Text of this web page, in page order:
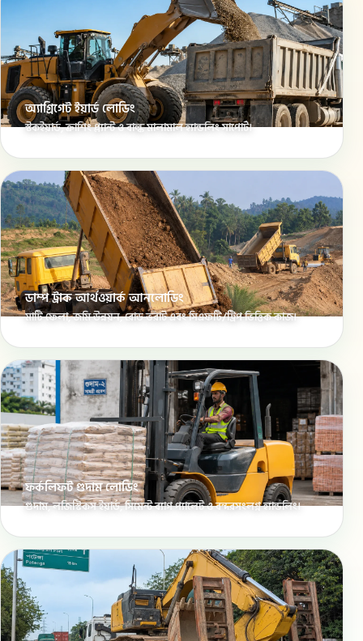
অ্যাগ্রিগেট ইয়ার্ড লোডিং
স্টকইয়ার্ড, ক্রাশিং প্ল্যান্ট ও বাল্ক মালামাল হ্যান্ডলিং সাপোর্ট।
ডাম্প ট্রাক আর্থওয়ার্ক আনলোডিং
মাটি ফেলা, জমি উন্নয়ন, রোড ভরাট এবং সিএফটি/ট্রিপ ভিত্তিক কাজ।
ফর্কলিফট গুদাম লোডিং
গুদাম, লজিস্টিকস ইয়ার্ড, সিমেন্ট ব্যাগ প্যালেট ও বন্দরসংলগ্ন হ্যান্ডলিং।